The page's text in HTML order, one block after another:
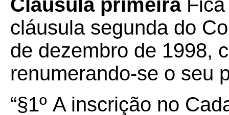
Cláusula primeira
cláusula segunda do
de dezembro de 1998,
renumerando-se o seu
“§1º A inscrição no